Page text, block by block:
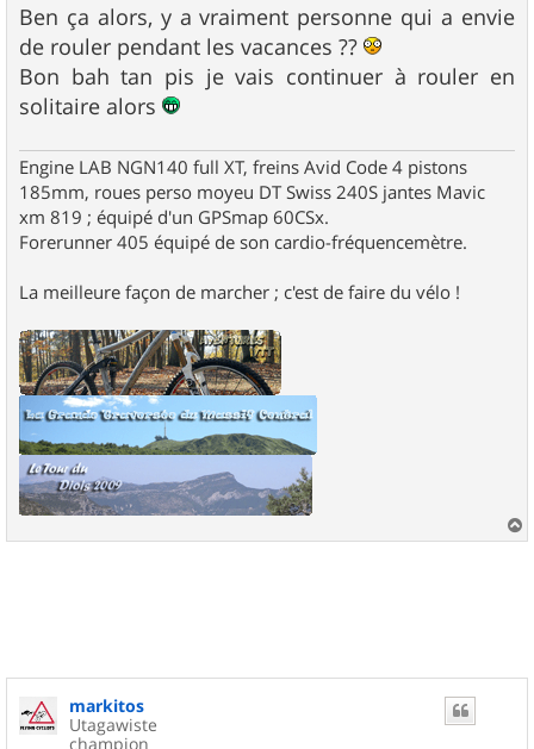
s
s
a
g
e
Ben ça alors, y a vraiment personne qui a envie
de rouler pendant les vacances ??
Bon bah tan pis je vais continuer à rouler en
solitaire alors
Engine LAB NGN140 full XT, freins Avid Code 4 pistons
185mm, roues perso moyeu DT Swiss 240S jantes Mavic
xm 819 ; équipé d'un GPSmap 60CSx.
Forerunner 405 équipé de son cardio-fréquencemètre.
La meilleure façon de marcher ; c'est de faire du vélo !
a
markitos
Utagawiste
champion